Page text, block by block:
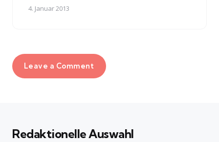
4. Januar 2013
Leave a Comment
Redaktionelle Auswahl